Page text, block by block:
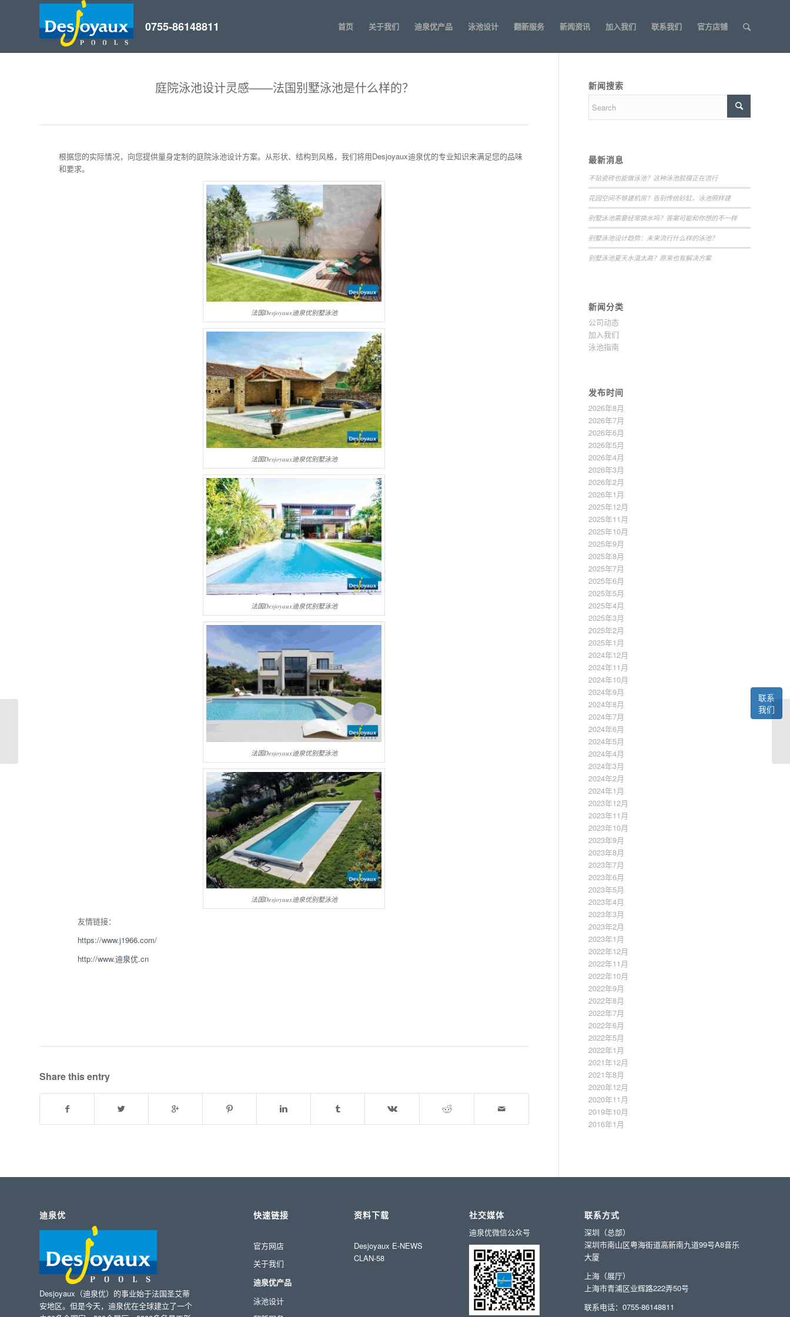
联系
我们
首页 关于我们 迪泉优产品 泳池设计 翻新服务 新闻资讯 加入我们 联系我们 官方店铺
庭院泳池设计灵感——法国别墅泳池是什么样的？
根据您的实际情况，向您提供量身定制的庭院泳池设计方案。从形状、结构到风格，我们将用Desjoyaux迪泉优的专业知识来满足您的品味
和要求。
法国Desjoyaux迪泉优别墅泳池
法国Desjoyaux迪泉优别墅泳池
法国Desjoyaux迪泉优别墅泳池
法国Desjoyaux迪泉优别墅泳池
法国Desjoyaux迪泉优别墅泳池
友情链接：
https://www.j1966.com/
http://www.迪泉优.cn
Share this entry
新闻搜索
最新消息
不贴瓷砖也能做泳池？这种泳池胶膜正在流行
花园空间不够建机房？告别传统砂缸，泳池照样建
别墅泳池需要经常换水吗？答案可能和你想的不一样
别墅泳池设计趋势：未来流行什么样的泳池？
别墅泳池夏天水温太高？原来也有解决方案
新闻分类
公司动态
加入我们
泳池指南
发布时间
2026年8月
2026年7月
2026年6月
2026年5月
2026年4月
2026年3月
2026年2月
2026年1月
2025年12月
2025年11月
2025年10月
2025年9月
2025年8月
2025年7月
2025年6月
2025年5月
2025年4月
2025年3月
2025年2月
2025年1月
2024年12月
2024年11月
2024年10月
2024年9月
2024年8月
2024年7月
2024年6月
2024年5月
2024年4月
2024年3月
2024年2月
2024年1月
2023年12月
2023年11月
2023年10月
2023年9月
2023年8月
2023年7月
2023年6月
2023年5月
2023年4月
2023年3月
2023年2月
2023年1月
2022年12月
2022年11月
2022年10月
2022年9月
2022年8月
2022年7月
2022年6月
2022年5月
2022年1月
2021年12月
2021年8月
2020年12月
2020年11月
2019年10月
2016年1月
迪泉优
Desjoyaux（迪泉优）的事业始于法国圣艾蒂
安地区。但是今天，迪泉优在全球建立了一个
快速链接
官方网店
关于我们
迪泉优产品
泳池设计
资料下载
Desjoyaux E-NEWS
CLAN-58
社交媒体
迪泉优微信公众号
联系方式
深圳（总部）
深圳市南山区粤海街道高新南九道99号A8音乐
大厦
上海（展厅）
上海市青浦区业辉路222弄50号
联系电话：0755-86148811